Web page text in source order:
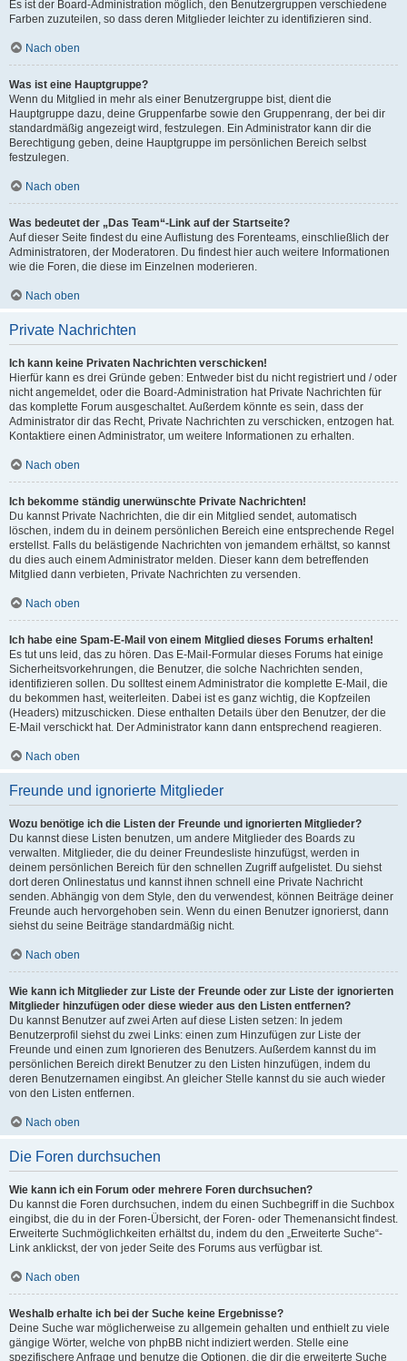
Es ist der Board-Administration möglich, den Benutzergruppen verschiedene
Farben zuzuteilen, so dass deren Mitglieder leichter zu identifizieren sind.
Nach oben
Was ist eine Hauptgruppe?
Wenn du Mitglied in mehr als einer Benutzergruppe bist, dient die
Hauptgruppe dazu, deine Gruppenfarbe sowie den Gruppenrang, der bei dir
standardmäßig angezeigt wird, festzulegen. Ein Administrator kann dir die
Berechtigung geben, deine Hauptgruppe im persönlichen Bereich selbst
festzulegen.
Nach oben
Was bedeutet der „Das Team“-Link auf der Startseite?
Auf dieser Seite findest du eine Auflistung des Forenteams, einschließlich der
Administratoren, der Moderatoren. Du findest hier auch weitere Informationen
wie die Foren, die diese im Einzelnen moderieren.
Nach oben
Private Nachrichten
Ich kann keine Privaten Nachrichten verschicken!
Hierfür kann es drei Gründe geben: Entweder bist du nicht registriert und / oder
nicht angemeldet, oder die Board-Administration hat Private Nachrichten für
das komplette Forum ausgeschaltet. Außerdem könnte es sein, dass der
Administrator dir das Recht, Private Nachrichten zu verschicken, entzogen hat.
Kontaktiere einen Administrator, um weitere Informationen zu erhalten.
Nach oben
Ich bekomme ständig unerwünschte Private Nachrichten!
Du kannst Private Nachrichten, die dir ein Mitglied sendet, automatisch
löschen, indem du in deinem persönlichen Bereich eine entsprechende Regel
erstellst. Falls du belästigende Nachrichten von jemandem erhältst, so kannst
du dies auch einem Administrator melden. Dieser kann dem betreffenden
Mitglied dann verbieten, Private Nachrichten zu versenden.
Nach oben
Ich habe eine Spam-E-Mail von einem Mitglied dieses Forums erhalten!
Es tut uns leid, das zu hören. Das E-Mail-Formular dieses Forums hat einige
Sicherheitsvorkehrungen, die Benutzer, die solche Nachrichten senden,
identifizieren sollen. Du solltest einem Administrator die komplette E-Mail, die
du bekommen hast, weiterleiten. Dabei ist es ganz wichtig, die Kopfzeilen
(Headers) mitzuschicken. Diese enthalten Details über den Benutzer, der die
E-Mail verschickt hat. Der Administrator kann dann entsprechend reagieren.
Nach oben
Freunde und ignorierte Mitglieder
Wozu benötige ich die Listen der Freunde und ignorierten Mitglieder?
Du kannst diese Listen benutzen, um andere Mitglieder des Boards zu
verwalten. Mitglieder, die du deiner Freundesliste hinzufügst, werden in
deinem persönlichen Bereich für den schnellen Zugriff aufgelistet. Du siehst
dort deren Onlinestatus und kannst ihnen schnell eine Private Nachricht
senden. Abhängig von dem Style, den du verwendest, können Beiträge deiner
Freunde auch hervorgehoben sein. Wenn du einen Benutzer ignorierst, dann
siehst du seine Beiträge standardmäßig nicht.
Nach oben
Wie kann ich Mitglieder zur Liste der Freunde oder zur Liste der ignorierten
Mitglieder hinzufügen oder diese wieder aus den Listen entfernen?
Du kannst Benutzer auf zwei Arten auf diese Listen setzen: In jedem
Benutzerprofil siehst du zwei Links: einen zum Hinzufügen zur Liste der
Freunde und einen zum Ignorieren des Benutzers. Außerdem kannst du im
persönlichen Bereich direkt Benutzer zu den Listen hinzufügen, indem du
deren Benutzernamen eingibst. An gleicher Stelle kannst du sie auch wieder
von den Listen entfernen.
Nach oben
Die Foren durchsuchen
Wie kann ich ein Forum oder mehrere Foren durchsuchen?
Du kannst die Foren durchsuchen, indem du einen Suchbegriff in die Suchbox
eingibst, die du in der Foren-Übersicht, der Foren- oder Themenansicht findest.
Erweiterte Suchmöglichkeiten erhältst du, indem du den „Erweiterte Suche“-
Link anklickst, der von jeder Seite des Forums aus verfügbar ist.
Nach oben
Weshalb erhalte ich bei der Suche keine Ergebnisse?
Deine Suche war möglicherweise zu allgemein gehalten und enthielt zu viele
gängige Wörter, welche von phpBB nicht indiziert werden. Stelle eine
spezifischere Anfrage und benutze die Optionen, die dir die erweiterte Suche